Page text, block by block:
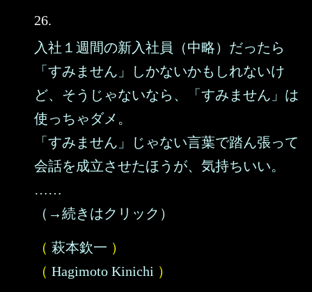
26.
入社１週間の新入社員（中略）だったら
「すみません」しかないかもしれないけ
ど、そうじゃないなら、「すみません」は
使っちゃダメ。
「すみません」じゃない言葉で踏ん張って
会話を成立させたほうが、気持ちいい。
……
（→続きはクリック）
（ 萩本欽一 ）
（ Hagimoto Kinichi ）